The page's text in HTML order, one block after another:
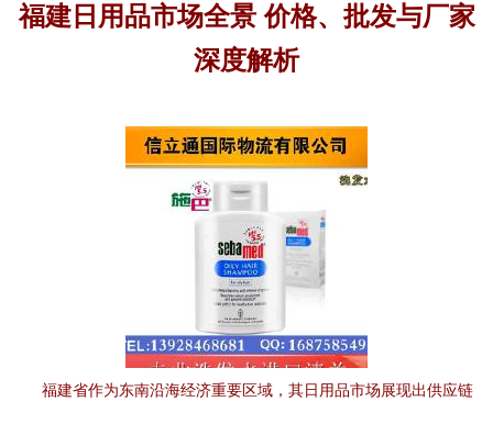
福建日用品市场全景 价格、批发与厂家
深度解析
福建省作为东南沿海经济重要区域，其日用品市场展现出供应链